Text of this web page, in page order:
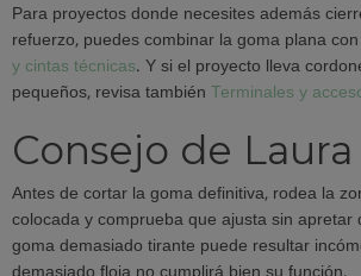
Para proyectos donde necesites además
refuerzo, puedes combinar la goma plana
y cintas técnicas. Y si el proyecto lleva
pequeños, revisa también Terminales y
Consejo de Laura
Antes de cortar la goma definitiva, rodea la
colocada y comprueba que ajusta sin apretar
goma demasiado tirante puede resultar